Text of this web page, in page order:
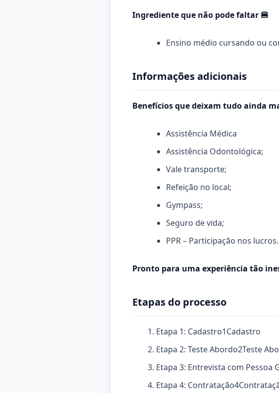
Ingrediente que não pode faltar 🍔
Ensino médio cursando ou
Informações adicionais
Benefícios que deixam tudo ainda
Assistência Médica
Assistência Odontológica;
Vale transporte;
Refeição no local;
Gympass;
Seguro de vida;
PPR – Participação nos lucros.
Pronto para uma experiência tão
Etapas do processo
Etapa 1: Cadastro1Cadastro
Etapa 2: Teste Abordo2Teste
Etapa 3: Entrevista com Pessoa
Etapa 4: Contratação4